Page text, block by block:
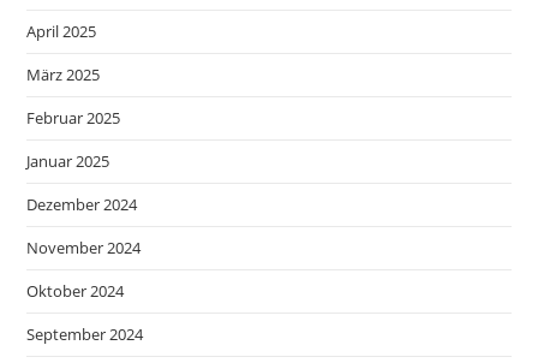
April 2025
März 2025
Februar 2025
Januar 2025
Dezember 2024
November 2024
Oktober 2024
September 2024